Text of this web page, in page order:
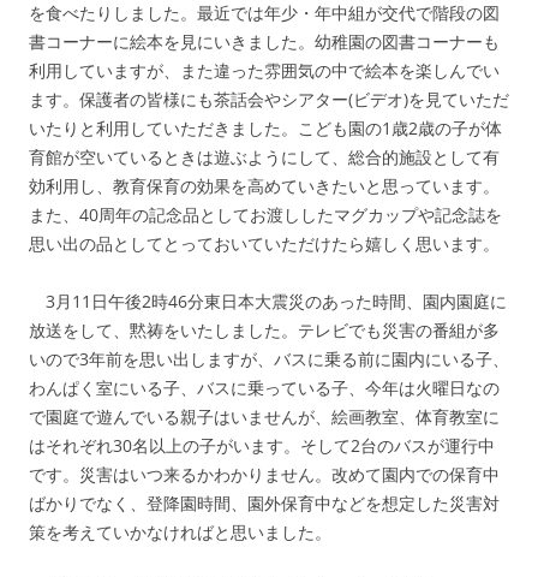
を食べたりしました。最近では年少・年中組が交代で階段の図
書コーナーに絵本を見にいきました。幼稚園の図書コーナーも
利用していますが、また違った雰囲気の中で絵本を楽しんでい
ます。保護者の皆様にも茶話会やシアター(ビデオ)を見ていただ
いたりと利用していただきました。こども園の1歳2歳の子が体
育館が空いているときは遊ぶようにして、総合的施設として有
効利用し、教育保育の効果を高めていきたいと思っています。
また、40周年の記念品としてお渡ししたマグカップや記念誌を
思い出の品としてとっておいていただけたら嬉しく思います。
3月11日午後2時46分東日本大震災のあった時間、園内園庭に
放送をして、黙祷をいたしました。テレビでも災害の番組が多
いので3年前を思い出しますが、バスに乗る前に園内にいる子、
わんぱく室にいる子、バスに乗っている子、今年は火曜日なの
で園庭で遊んでいる親子はいませんが、絵画教室、体育教室に
はそれぞれ30名以上の子がいます。そして2台のバスが運行中
です。災害はいつ来るかわかりません。改めて園内での保育中
ばかりでなく、登降園時間、園外保育中などを想定した災害対
策を考えていかなければと思いました。